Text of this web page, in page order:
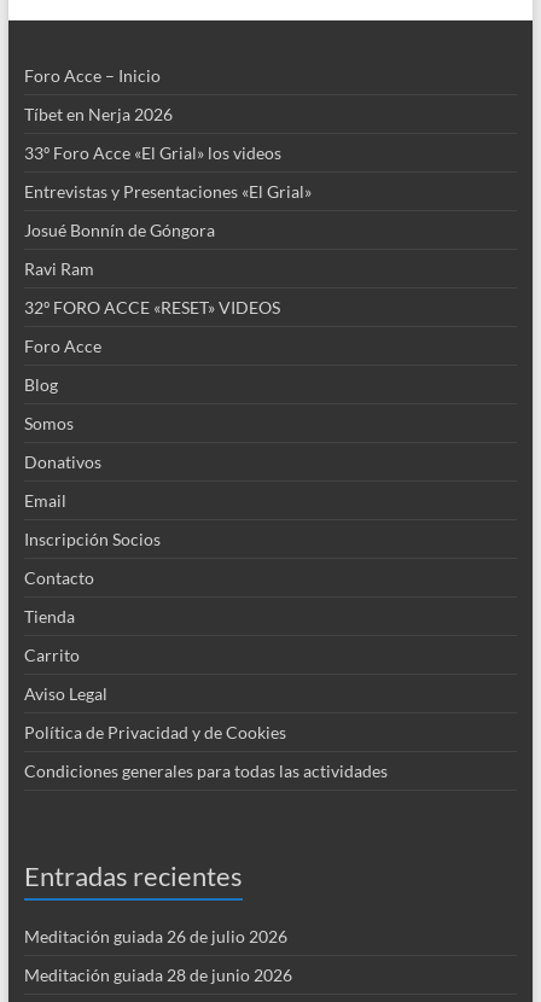
b
o
o
k
er e
n
s
p
Foro Acce – Inicio
Tíbet en Nerja 2026
33º Foro Acce «El Grial» los videos
Entrevistas y Presentaciones «El Grial»
Josué Bonnín de Góngora
Ravi Ram
32º FORO ACCE «RESET» VIDEOS
Foro Acce
Blog
Somos
Donativos
Email
Inscripción Socios
Contacto
Tienda
Carrito
Aviso Legal
Política de Privacidad y de Cookies
Condiciones generales para todas las actividades
Entradas recientes
Meditación guiada 26 de julio 2026
Meditación guiada 28 de junio 2026
s